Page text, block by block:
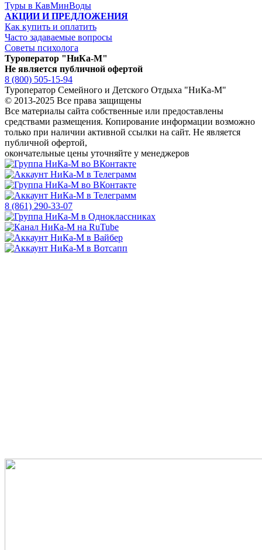
Туры в КавМинВоды
АКЦИИ И ПРЕДЛОЖЕНИЯ
Как купить и оплатить
Часто задаваемые вопросы
Советы психолога
Туроператор "НиКа-М"
Не является публичной офертой
8 (800) 505-15-94
Туроператор Семейного и Детского Отдыха "НиКа-М"
© 2013-2025 Все права защищены
Все материалы сайта собственные или предоставлены
средствами размещения. Копирование информации возможно
только при наличии активной ссылки на сайт. Не является
публичной офертой,
окончательные цены уточняйте у менеджеров
8 (861) 290-33-07